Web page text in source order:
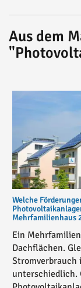
Aus dem
Welche
Mehrfamilienhaus
Ein
Dachflächen.
Stromverbrauch
unterschiedlich.